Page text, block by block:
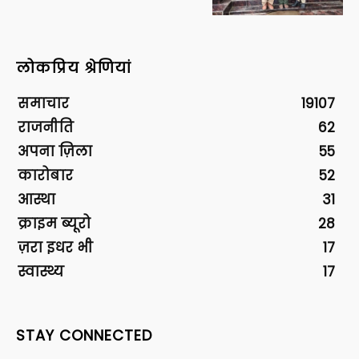
लोकप्रिय श्रेणियां
समाचार
19107
राजनीति
62
अपना ज़िला
55
कारोबार
52
आस्था
31
क्राइम ब्यूरो
28
ज़रा इधर भी
17
स्वास्थ्य
17
STAY CONNECTED